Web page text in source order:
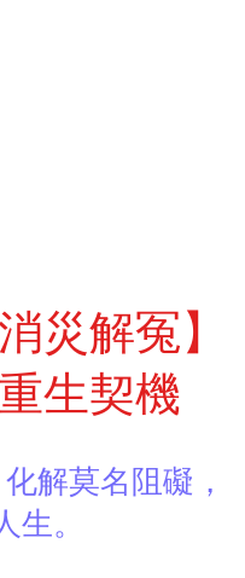
災解冤】
生契機
解莫名阻礙，
。